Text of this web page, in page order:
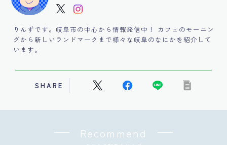
りんずです。岐阜市の中心から情報発信中！ カフェのモーニン
グから新しいランドマークまで様々な岐阜のなにかを紹介して
います。
SHARE
Recommend